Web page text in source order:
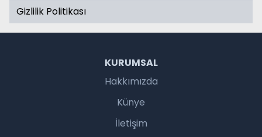
Gizlilik Politikası
KURUMSAL
Hakkımızda
Künye
İletişim